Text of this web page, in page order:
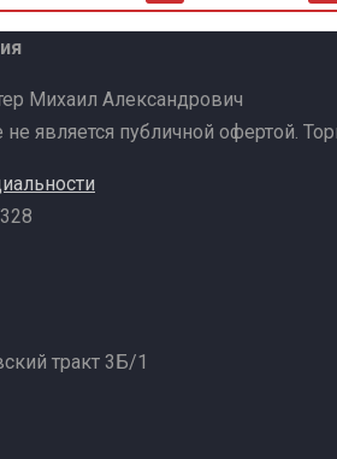
Михаил Александрович
является публичной офертой.
тракт 3Б/1